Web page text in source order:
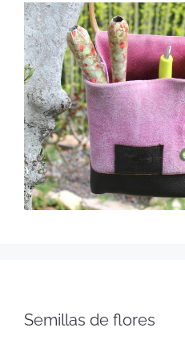
Semillas de flores